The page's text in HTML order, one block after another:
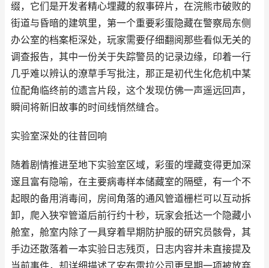
缀，它们是开发者精心埋藏的叙事碎片，在浣熊市破败的
街道与昏暗的建筑里，第一个重要彩蛋隐藏在警察局东侧
办公室的档案柜深处，玩家需要仔细翻阅那些看似无关的
调查报告，其中一份关于失踪警员的记录边缘，印着一行
几乎难以辨认的潦草手写批注，那正是初代生化危机中某
位配角临终前的遗言片段，这个发现仿佛一声遥远回声，
瞬间将新旧故事的时间线悄然缝合。
实验室深处的往昔回响
随着剧情推进至地下实验室区域，彩蛋的埋藏变得更加深
邃且富有隐喻，在主要病毒样本储藏室的隔壁，有一个不
起眼的备用消毒间，房间角落的通风管道栅栏可以互动拆
卸，爬入狭窄管道后前行约十秒，玩家会抵达一个隐藏小
舱室，舱室内除了一具穿着早期防护服的研究员骸骨，其
手边还散落着一本实验日志残页，日志内容并未直接提及